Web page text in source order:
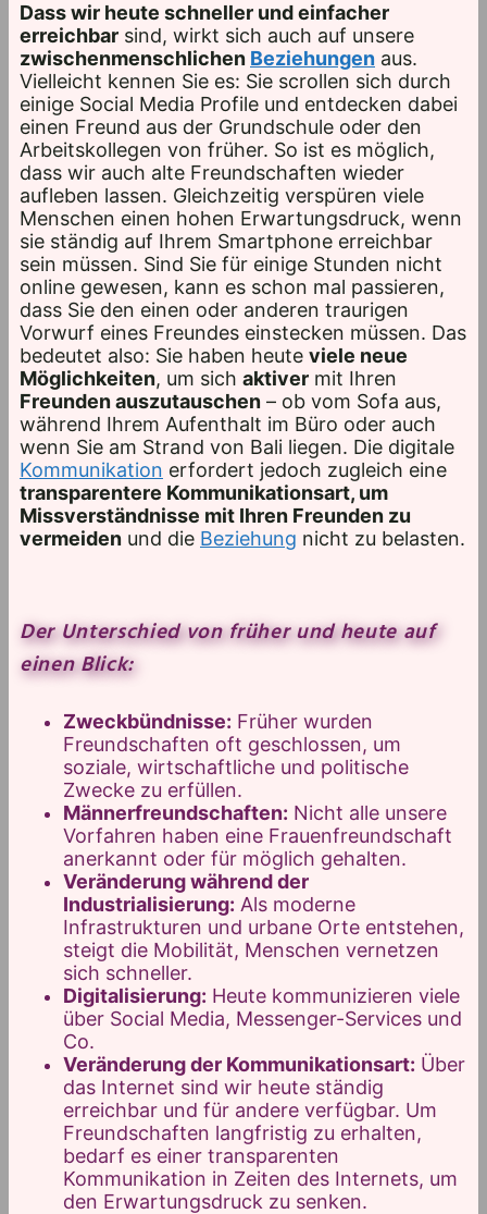
Dass wir heute schneller und einfacher
erreichbar sind, wirkt sich auch auf unsere
zwischenmenschlichen Beziehungen aus.
Vielleicht kennen Sie es: Sie scrollen sich durch
einige Social Media Profile und entdecken dabei
einen Freund aus der Grundschule oder den
Arbeitskollegen von früher. So ist es möglich,
dass wir auch alte Freundschaften wieder
aufleben lassen. Gleichzeitig verspüren viele
Menschen einen hohen Erwartungsdruck, wenn
sie ständig auf Ihrem Smartphone erreichbar
sein müssen. Sind Sie für einige Stunden nicht
online gewesen, kann es schon mal passieren,
dass Sie den einen oder anderen traurigen
Vorwurf eines Freundes einstecken müssen. Das
bedeutet also: Sie haben heute viele neue
Möglichkeiten, um sich aktiver mit Ihren
Freunden auszutauschen – ob vom Sofa aus,
während Ihrem Aufenthalt im Büro oder auch
wenn Sie am Strand von Bali liegen. Die digitale
Kommunikation erfordert jedoch zugleich eine
transparentere Kommunikationsart, um
Missverständnisse mit Ihren Freunden zu
vermeiden und die Beziehung nicht zu belasten.
Der Unterschied von früher und heute auf
einen Blick:
Zweckbündnisse: Früher wurden
Freundschaften oft geschlossen, um
soziale, wirtschaftliche und politische
Zwecke zu erfüllen.
Männerfreundschaften: Nicht alle unsere
Vorfahren haben eine Frauenfreundschaft
anerkannt oder für möglich gehalten.
Veränderung während der
Industrialisierung: Als moderne
Infrastrukturen und urbane Orte entstehen,
steigt die Mobilität, Menschen vernetzen
sich schneller.
Digitalisierung: Heute kommunizieren viele
über Social Media, Messenger-Services und
Co.
Veränderung der Kommunikationsart: Über
das Internet sind wir heute ständig
erreichbar und für andere verfügbar. Um
Freundschaften langfristig zu erhalten,
bedarf es einer transparenten
Kommunikation in Zeiten des Internets, um
den Erwartungsdruck zu senken.